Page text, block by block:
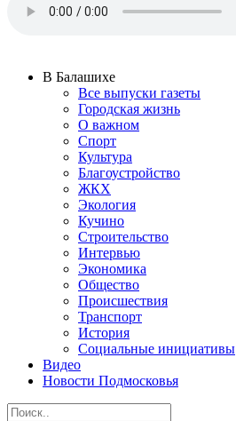
В Балашихе
Все выпуски газеты
Городская жизнь
О важном
Спорт
Культура
Благоустройство
ЖКХ
Экология
Кучино
Строительство
Интервью
Экономика
Общество
Происшествия
Транспорт
История
Социальные инициативы
Видео
Новости Подмосковья